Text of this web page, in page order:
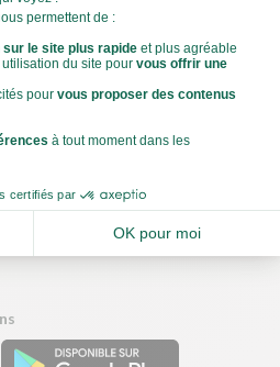
de visualiser l’empreinte
de faire des choix plus éclairés et
Plus d'informations